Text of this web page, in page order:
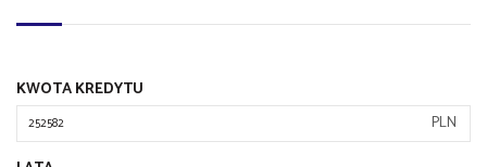
KWOTA KREDYTU
PLN